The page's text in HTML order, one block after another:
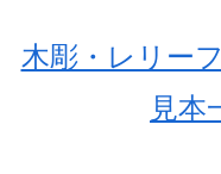
木彫・レリー
見本